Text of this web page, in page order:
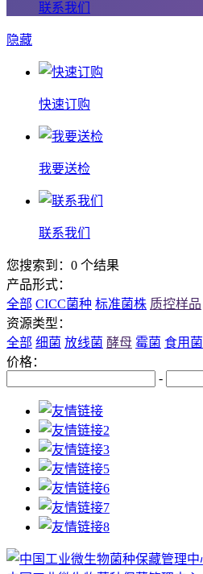
联系我们
隐藏
快速订购
我要送检
联系我们
您搜索到：0 个结果
产品形式：
全部 CICC菌种 标准菌株 质控样品
资源类型：
全部 细菌 放线菌 酵母 霉菌 食用菌
价格：
-